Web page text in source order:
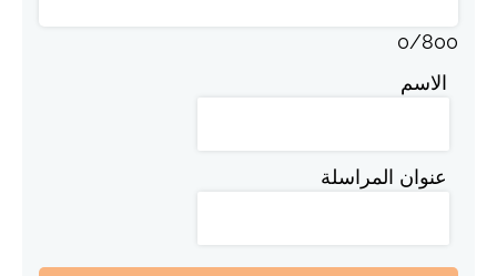
0/800
الاسم
عنوان المراسلة